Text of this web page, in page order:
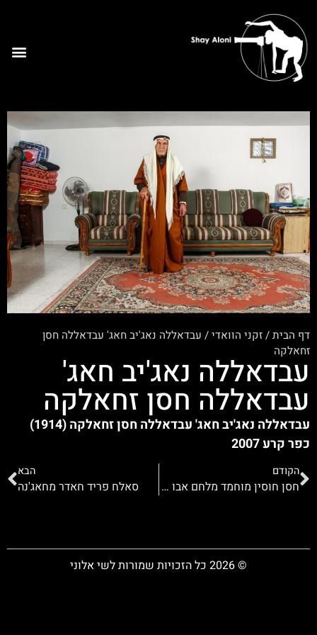
דף הבית/זקני הוואדי/ עבדאללה נאג'יב חאג' עבדאללה חסן
זחאלקה
עבדאללה נאג'יב חאג'
עבדאללה חסן זחאלקה
עבדאללה נאג'יב חאג' עבדאללה חסן זחאלקה (1914)
כפר קרע 2007
הקודם
חסן חוסין מוחמד מלחם אבו אל-עילה
הבא
סאלח פריד חאדר מחאג'נה
© 2026 כל הזכויות שמורות לשי אלוני